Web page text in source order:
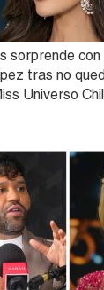
sorprende con
tras no
Universo